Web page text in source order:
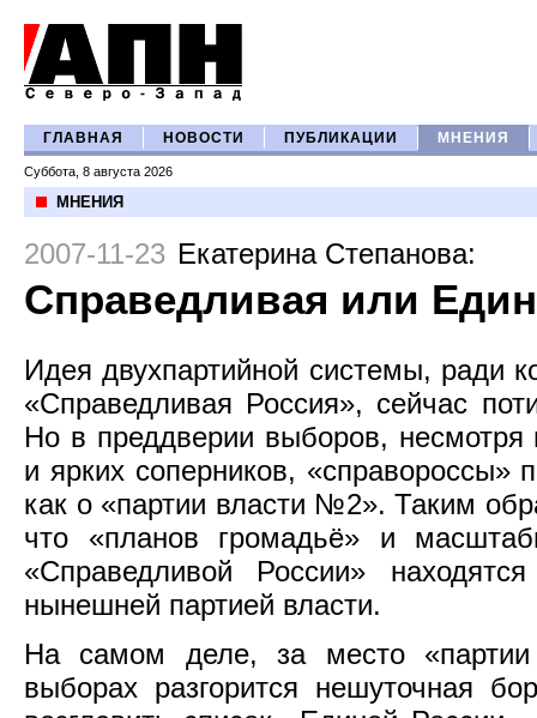
ГЛАВНАЯ НОВОСТИ ПУБЛИКАЦИИ МНЕНИЯ
Суббота, 8 августа 2026
МНЕНИЯ
2007-11-23 Екатерина Степанова:
Справедливая или
Идея двухпартийной системы, ради
«Справедливая Россия», сейчас
Но в преддверии выборов,
и ярких соперников, «справороссы»
как о «партии власти №2». Таким
что «планов громадьё» и
«Справедливой России»
нынешней партией власти.
На самом деле, за место
выборах разгорится нешуточная